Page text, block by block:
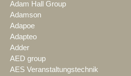
Adam Hall Group
Adamson
Adapoe
Adapteo
Adder
AED group
AES Veranstaltungstechnik